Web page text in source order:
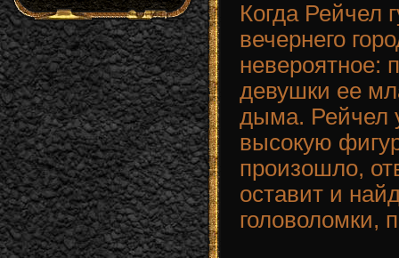
Когда Рейчел
вечернего
невероятное:
девушки ее
дыма. Рейчел
высокую
произошло,
оставит и
головоломки,